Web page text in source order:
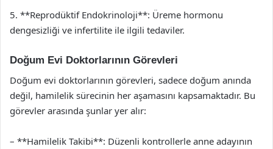
5. **Reprodüktif Endokrinoloji**: Üreme hormonu
dengesizliği ve infertilite ile ilgili tedaviler.
Doğum Evi Doktorlarının Görevleri
Doğum evi doktorlarının görevleri, sadece doğum anında
değil, hamilelik sürecinin her aşamasını kapsamaktadır. Bu
görevler arasında şunlar yer alır:
– **Hamilelik Takibi**: Düzenli kontrollerle anne adayının